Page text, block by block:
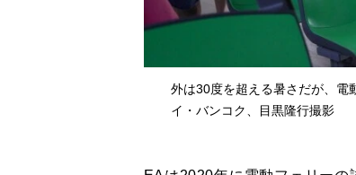
外は30度を超える暑さだが、電
イ・バンコク、目黒隆行撮影